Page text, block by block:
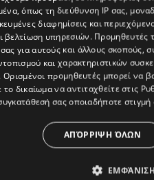
όπως τη διεύθυνση IP σας,
διαφημίσεις και
βελτίωση υπηρεσιών. Προμηθευτές
για αυτούς και άλλους
και χαρακτηριστικών
Ορισμένοι προμηθευτές μπορεί να
το δικαίωμα να αντιταχθείτε στις
σας οποιαδήποτε στιγμή
ΑΠΌΡΡΙΨΗ ΌΛΩΝ